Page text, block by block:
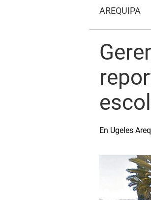
AREQUIPA
En Ugeles